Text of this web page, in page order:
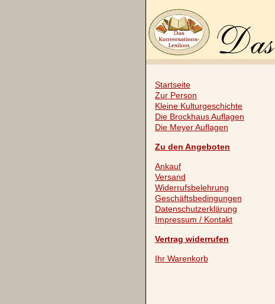
Startseite
Zur Person
Kleine Kulturgeschichte
Die Brockhaus Auflagen
Die Meyer Auflagen
Zu den Angeboten
Ankauf
Versand
Widerrufsbelehrung
Geschäftsbedingungen
Datenschutzerklärung
Impressum / Kontakt
Vertrag widerrufen
Ihr Warenkorb